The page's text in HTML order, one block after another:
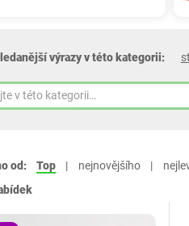
výrazy v této kategorii:
od: Top nejnovějšího